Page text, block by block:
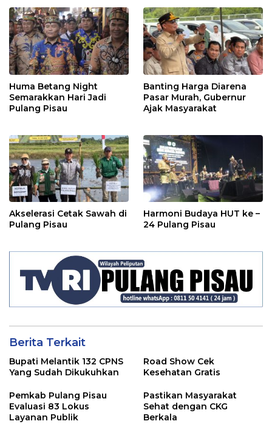
Huma Betang Night
Semarakkan Hari Jadi
Pulang Pisau
Banting Harga Diarena
Pasar Murah, Gubernur
Ajak Masyarakat
Akselerasi Cetak Sawah di
Pulang Pisau
Harmoni Budaya HUT ke –
24 Pulang Pisau
Berita Terkait
Bupati Melantik 132 CPNS
Yang Sudah Dikukuhkan
Road Show Cek
Kesehatan Gratis
Pemkab Pulang Pisau
Evaluasi 83 Lokus
Layanan Publik
Pastikan Masyarakat
Sehat dengan CKG
Berkala